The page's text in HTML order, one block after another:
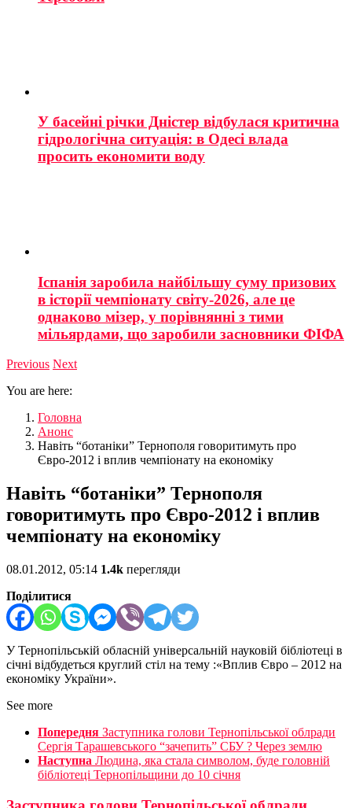
У басейні річки Дністер відбулася критична
гідрологічна ситуація: в Одесі влада
просить економити воду
Іспанія заробила найбільшу суму призових
в історії чемпіонату світу-2026, але це
однаково мізер, у порівнянні з тими
мільярдами, що заробили засновники ФІФА
Previous Next
You are here:
Головна
Анонс
Навіть “ботаніки” Тернополя говоритимуть про
Євро-2012 і вплив чемпіонату на економіку
Навіть “ботаніки” Тернополя
говоритимуть про Євро-2012 і вплив
чемпіонату на економіку
08.01.2012, 05:14 1.4k перегляди
Поділитися
У Тернопільській обласній універсальній науковій бібліотеці в
січні відбудеться круглий стіл на тему :«Вплив Євро – 2012 на
економіку України».
See more
Попередня Заступника голови Тернопільської облради
Сергія Тарашевського “зачепить” СБУ ? Через землю
Наступна Людина, яка стала символом, буде головній
бібліотеці Тернопільщини до 10 січня